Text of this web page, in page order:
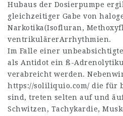
Hubaus der Dosierpumpe
gleichzeitiger Gabe von
Narkotika(Isofluran,
ventrikulärerArrhythmien.
Im Falle einer
als Antidot ein ß-
verabreicht werden.
https://soliliquio.com/ die für
sind, treten selten auf und
Schwitzen, Tachykardie,